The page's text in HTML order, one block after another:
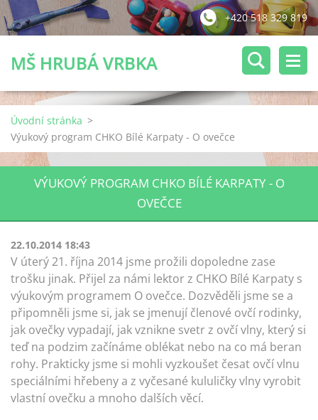
+420 518 329 819
MŠ HRUBÁ VRBKA
Úvodní stránka >
Výukový program CHKO Bílé Karpaty - O ovečce
VÝUKOVÝ PROGRAM CHKO BÍLÉ KARPATY - O
OVEČCE
22.10.2014 18:43
V úterý 21. října 2014 jsme prožili dopoledne zase
trošku jinak. Přijel za námi lektor z CHKO Bílé Karpaty s
výukovým programem O ovečce. Dozvěděli jsme se a
připomněli jsme si, jak se jmenují členové ovčí rodinky,
jak ovečky vypadají, jak vznikne svetr z ovčí vlny, který si
teď na podzim začínáme oblékat nebo na co má beran
rohy. Prakticky jsme si mohli vyzkoušet česat ovčí vlnu
speciálními hřebeny a z vyčesané kululičky vlny vyrobit
vlastní ovečku a mnoho dalších věcí.